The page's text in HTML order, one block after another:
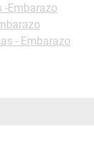
-Embarazo
- Embarazo